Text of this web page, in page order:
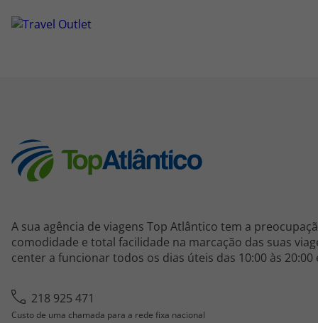
A sua agência de viagens Top Atlântico tem a
comodidade e total facilidade na marcação das suas
center a funcionar todos os dias úteis das 10:00 às 20:00
218 925 471
Custo de uma chamada para a rede fixa nacional